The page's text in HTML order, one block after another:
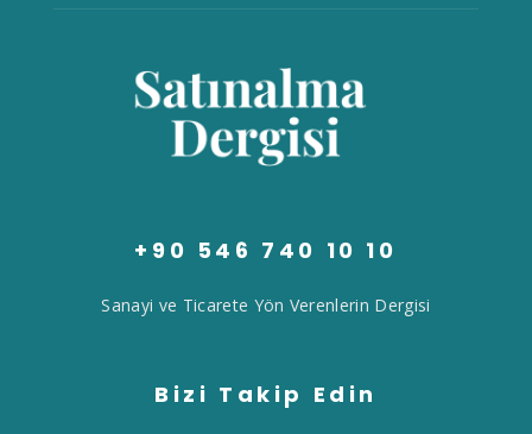
+90 546 740 10 10
Sanayi ve Ticarete Yön Verenlerin Dergisi
Bizi Takip Edin